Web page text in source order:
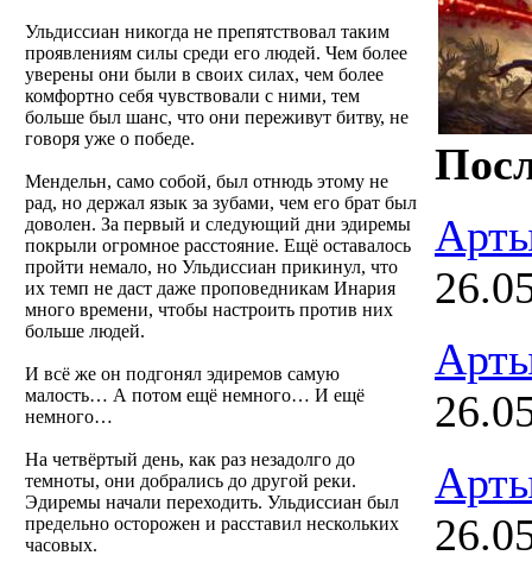
Ульдиссиан никогда не препятствовал таким
проявлениям силы среди его людей. Чем более
уверены они были в своих силах, чем более
комфортно себя чувствовали с ними, тем
больше был шанс, что они переживут битву, не
говоря уже о победе.
Мендельн, само собой, был отнюдь этому не
рад, но держал язык за зубами, чем его брат был
доволен. За первый и следующий дни эдиремы
покрыли огромное расстояние. Ещё оставалось
пройти немало, но Ульдиссиан прикинул, что
их темп не даст даже проповедникам Инария
много времени, чтобы настроить против них
больше людей.
И всё же он подгонял эдиремов самую
малость… А потом ещё немного… И ещё
немного…
На четвёртый день, как раз незадолго до
темноты, они добрались до другой реки.
Эдиремы начали переходить. Ульдиссиан был
предельно осторожен и расставил нескольких
часовых.